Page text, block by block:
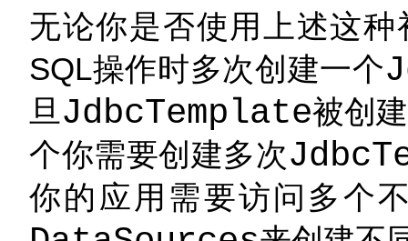
无论你是否使用上述这
SQL操作时多次创建一个
旦 JdbcTemplate被创
个你需要创建多次
你的应用需要访问多个